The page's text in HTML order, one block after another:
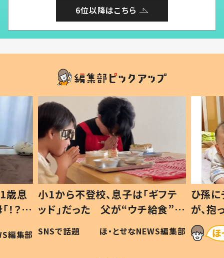
6位以降はこちら
歳息
？」
編集部
小1から不登校、息子は「ギフテ
ッド」だった 父が“ウチ給食”を
作り続ける理由とは #令和の親
#令和の子
SNSで話題 ほ・とせなNEWS編集部
ひ孫
が、
「涙が
い」